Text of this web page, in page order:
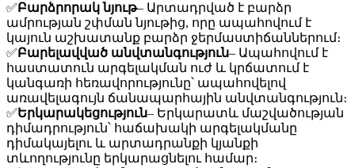
✅Բարձրորակ նյութ– Արտադրված է բարձր
ամրության շփման նյութից, որը ապահովում է
կայուն աշխատանք բարձր ջերմաստիճաններում։
✅Բարելավված անվտանգություն– Ապահովում է
հաստատուն արգելակման ուժ և կրճատում է
կանգառի հեռավորությունը՝ ապահովելով
առավելագույն ճանապարհային անվտանգություն։
✅Երկարակեցություն– Երկարատև մաշվածության
դիմադրություն՝ հաճախակի արգելակմանը
դիմակայելու և արտադրանքի կյանքի
տևողությունը երկարացնելու համար։